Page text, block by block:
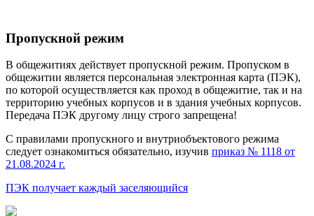
Пропускной режим
В общежитиях действует пропускной режим. Пропуском в
общежитии является персональная электронная карта (ПЭК),
по которой осуществляется как проход в общежитие, так и на
территорию учебных корпусов и в здания учебных корпусов.
Передача ПЭК другому лицу строго запрещена!
С правилами пропускного и внутриобъектового режима
следует ознакомиться обязательно, изучив приказ № 1118 от
21.08.2024 г.
ПЭК получает каждый заселяющийся